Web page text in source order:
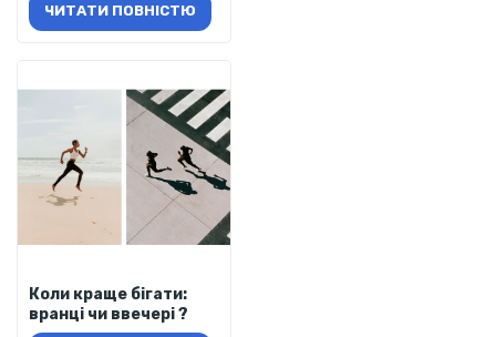
ЧИТАТИ ПОВНІСТЮ
Коли краще бігати:
вранці чи ввечері ?